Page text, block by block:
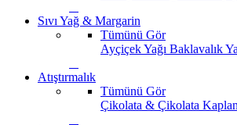
Sıvı Yağ & Margarin
Tümünü Gör
Ayçiçek Yağı Baklavalık
Atıştırmalık
Tümünü Gör
Çikolata & Çikolata